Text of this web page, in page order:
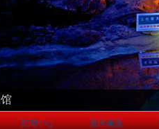
新闻中心 景区美景